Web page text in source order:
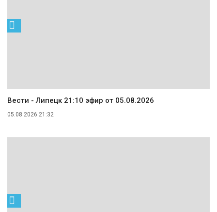
Вести - Липецк 21:10 эфир от 05.08.2026
05.08.2026 21:32